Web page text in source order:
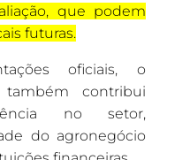
que podem
futuras.
oficiais, o
também contribui
no setor,
do agronegócio